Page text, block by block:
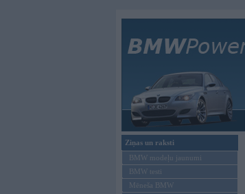
Ziņas un raksti
BMW modeļu jaunumi
BMW testi
Mēneša BMW